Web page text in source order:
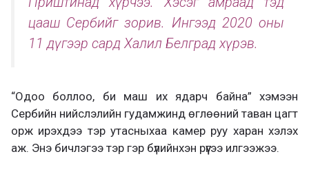
цааш Сербийг зорив. Ингээд 2020 оны
11 дүгээр сард Халил Белград хүрэв.
“Одоо боллоо, би маш их ядарч байна” хэмээн
Сербийн нийслэлийн гудамжинд өглөөний таван цагт
орж ирэхдээ тэр утасныхаа камер руу харан хэлэх
аж. Энэ бичлэгээ тэр гэр бүлийнхэн рүүгээ илгээжээ.